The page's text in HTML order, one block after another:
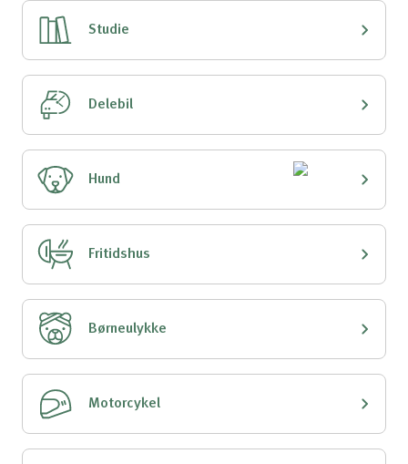
Studie
Delebil
Hund
Fritidshus
Børneulykke
Motorcykel